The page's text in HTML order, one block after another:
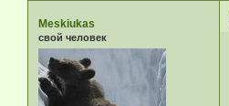
Meskiukas
свой человек